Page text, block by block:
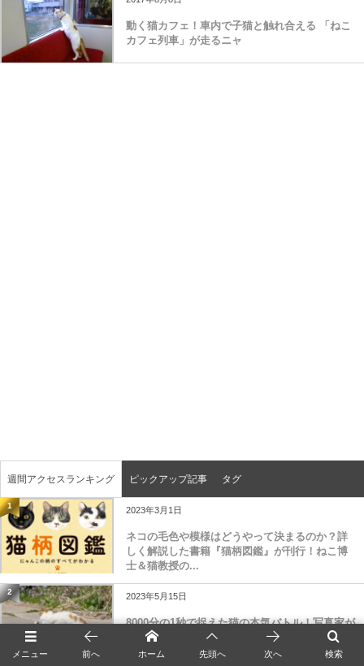
動く猫カフェ！車内で子猫と触れ合える 「ねこ
カフェ列車」が走るニャ
週間アクセスランキング ピックアップ記事 タグ
1 2023年3月1日
ネコの毛色や模様はどうやって決まるのか？詳
しく解説した書籍『猫柄図鑑』が刊行！ねこ博
士＆猫教授の...
2 2023年5月15日
8000分の1秒で捉えた猫の本気バトル！写真家が
高速シャッターで猫のケンカを撮影したら躍動
感が凄...
メニュー 検索
前へ ホーム 先頭へ 次へ